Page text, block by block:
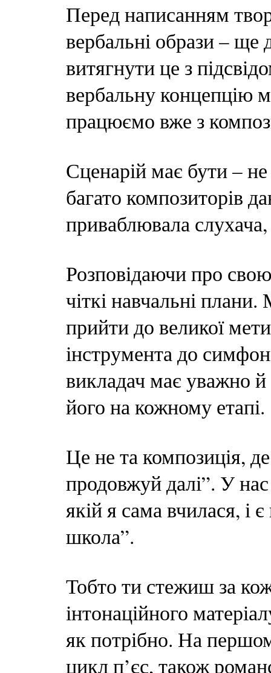
Перед написанням
вербальні образи –
витягнути це з
вербальну концепцію
працюємо вже з
Сценарій має бути –
багато композиторів
приваблювала
Розповідаючи про
чіткі навчальні
прийти до великої
інструмента до
викладач має уважно
його на кожному етапі.
Це не та композиція,
продовжуй далі”. У
якій я сама вчилася, і
школа”.
Тобто ти стежиш за
інтонаційного
як потрібно. На
цикл п’єс, також